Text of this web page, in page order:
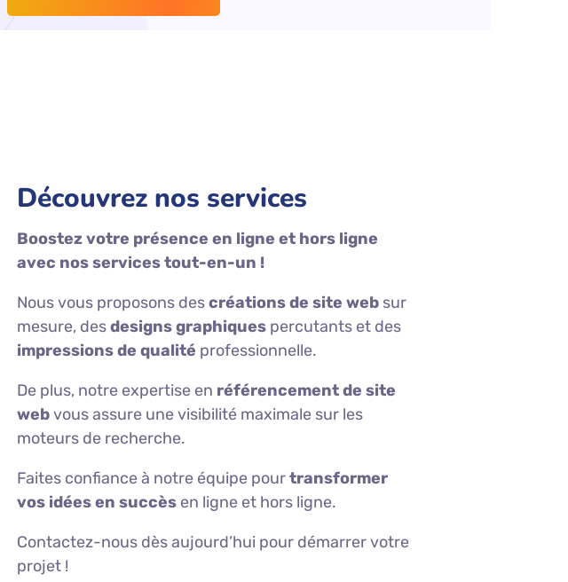
Découvrez nos services
Boostez votre présence en ligne et hors ligne
avec nos services tout-en-un !
Nous vous proposons descréations de site websur
mesure, desdesigns graphiquespercutants et des
impressions de qualité professionnelle.
De plus, notre expertise en référencement de site
webvous assure une visibilité maximale sur les
moteurs de recherche.
Faites confiance à notre équipe pourtransformer
vos idées en succèsen ligne et hors ligne.
Contactez-nous dès aujourd’hui pour démarrer votre
projet !